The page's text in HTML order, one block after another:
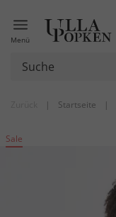
Menü
| Startseite |
Sale